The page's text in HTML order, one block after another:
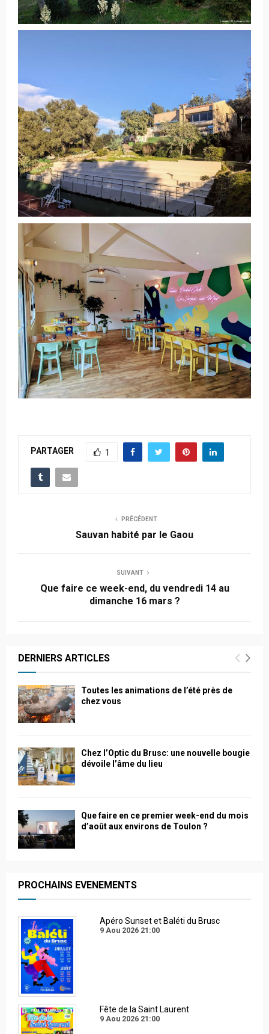
PARTAGER 1
PRÉCÉDENT
Sauvan habité par le Gaou
SUIVANT
Que faire ce week-end, du vendredi 14 au
dimanche 16 mars ?
DERNIERS ARTICLES
Toutes les animations de l’été près de
chez vous
Chez l’Optic du Brusc: une nouvelle bougie
dévoile l’âme du lieu
Que faire en ce premier week-end du mois
d’août aux environs de Toulon ?
PROCHAINS EVENEMENTS
Apéro Sunset et Baléti du Brusc
9 Aou 2026 21:00
Fête de la Saint Laurent
9 Aou 2026 21:00